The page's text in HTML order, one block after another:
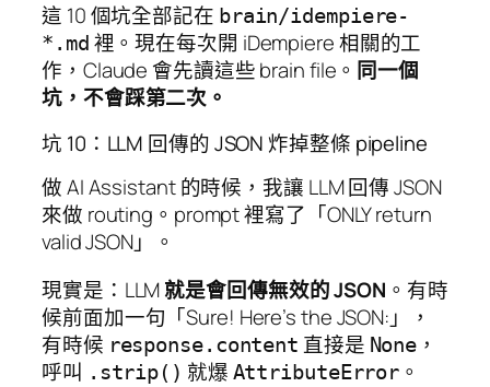
這 10 個坑全部記在 brain/idempiere-
*.md 裡。現在每次開 iDempiere 相關的工
作，Claude 會先讀這些 brain file。 同一個
坑，不會踩第二次。
坑 10：LLM 回傳的 JSON 炸掉整條 pipeline
做 AI Assistant 的時候，我讓 LLM 回傳 JSON
來做 routing。prompt 裡寫了「ONLY return
valid JSON」。
現實是：LLM就是會回傳無效的 JSON 。有時
候前面加一句「Sure! Here’s the JSON:」，
有時候 response.content 直接是 None ，
呼叫 .strip() 就爆 AttributeError 。